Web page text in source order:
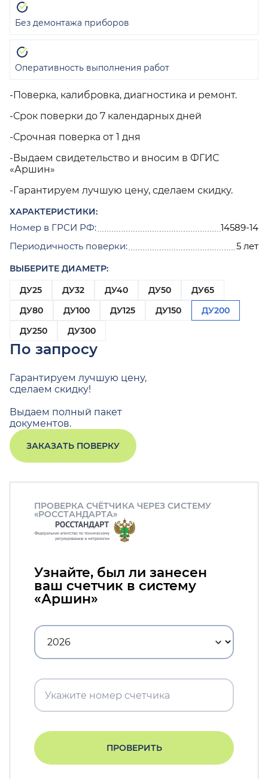
-Поверка, калибровка, диагностика и ремонт.
-Срок поверки до 7 календарных дней
-Срочная поверка от 1 дня
-Выдаем свидетельство и вносим в ФГИС
«Аршин»
-Гарантируем лучшую цену, сделаем скидку.
ХАРАКТЕРИСТИКИ:
Номер в ГРСИ РФ:
14589-14
Периодичность поверки:
5 лет
ВЫБЕРИТЕ ДИАМЕТР:
ДУ25
ДУ32 ДУ40 ДУ50
ДУ65
ДУ80
ДУ100 ДУ125 ДУ150
ДУ200
ДУ250
ДУ300
По запросу
Гарантируем лучшую цену,
сделаем скидку!
Выдаем полный пакет
документов.
ЗАКАЗАТЬ ПОВЕРКУ
Без демонтажа приборов
Оперативность выполнения работ
ПРОВЕРКА СЧЁТЧИКА ЧЕРЕЗ СИСТЕМУ
«РОССТАНДАРТА»
Узнайте, был ли занесен
ваш счетчик в систему
«Аршин»
ПРОВЕРИТЬ